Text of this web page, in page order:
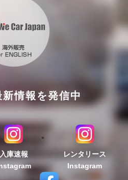
情報を発信中
入庫速報
レンタリース
Instagram